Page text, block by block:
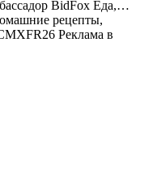
рецепты,